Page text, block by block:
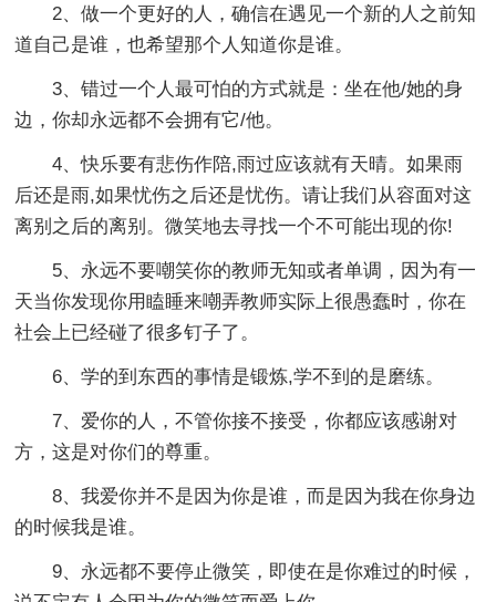
2、做一个更好的人，确信在遇见一个新的人之前知
道自己是谁，也希望那个人知道你是谁。
3、错过一个人最可怕的方式就是：坐在他/她的身
边，你却永远都不会拥有它/他。
4、快乐要有悲伤作陪,雨过应该就有天晴。如果雨
后还是雨,如果忧伤之后还是忧伤。请让我们从容面对这
离别之后的离别。微笑地去寻找一个不可能出现的你!
5、永远不要嘲笑你的教师无知或者单调，因为有一
天当你发现你用瞌睡来嘲弄教师实际上很愚蠢时，你在
社会上已经碰了很多钉子了。
6、学的到东西的事情是锻炼,学不到的是磨练。
7、爱你的人，不管你接不接受，你都应该感谢对
方，这是对你们的尊重。
8、我爱你并不是因为你是谁，而是因为我在你身边
的时候我是谁。
9、永远都不要停止微笑，即使在是你难过的时候，